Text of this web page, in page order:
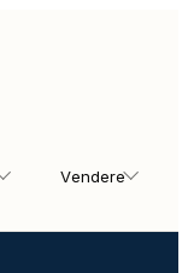
Vendere